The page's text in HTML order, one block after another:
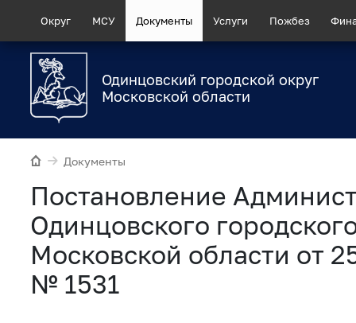
Округ МСУ Документы Услуги Пожбез
Одинцовский городской округ
Московской области
Документы
Постановление
Одинцовского
Московской области от
№ 1531